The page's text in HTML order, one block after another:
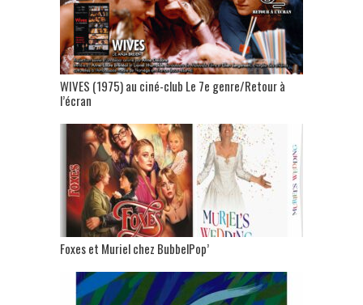
WIVES (1975) au ciné-club Le 7e genre/Retour à
l’écran
Foxes et Muriel chez BubbelPop’